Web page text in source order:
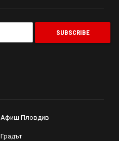
Афиш Пловдив
Градът